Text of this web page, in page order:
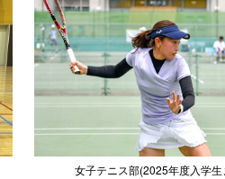
女子テニス部(2025年度入学生